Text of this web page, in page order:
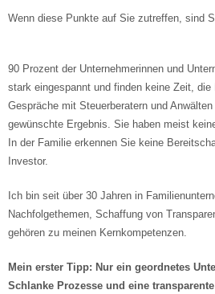
Wenn diese Punkte auf Sie zutreffen, sind
90 Prozent der Unternehmerinnen und
stark eingespannt und finden keine Zeit, die
Gespräche mit Steuerberatern und
gewünschte Ergebnis. Sie haben meist
In der Familie erkennen Sie keine
Investor.
Ich bin seit über 30 Jahren in
Nachfolgethemen, Schaffung von
gehören zu meinen Kernkompetenzen.
Mein erster Tipp: Nur ein geordnetes
Schlanke Prozesse und eine